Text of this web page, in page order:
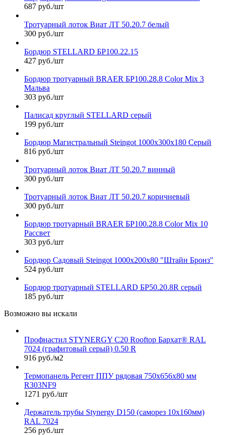
687 руб./шт
Тротуарный лоток Виат ЛТ 50.20.7 белый
300 руб./шт
Бордюр STELLARD БР100.22.15
427 руб./шт
Бордюр тротуарный BRAER БР100.28.8 Color Mix 3
Мальва
303 руб./шт
Палисад круглый STELLARD серый
199 руб./шт
Бордюр Магистральный Steingot 1000х300х180 Серый
816 руб./шт
Тротуарный лоток Виат ЛТ 50.20.7 винный
300 руб./шт
Тротуарный лоток Виат ЛТ 50.20.7 коричневый
300 руб./шт
Бордюр тротуарный BRAER БР100.28.8 Color Mix 10
Рассвет
303 руб./шт
Бордюр Садовый Steingot 1000х200х80 "Штайн Бронз"
524 руб./шт
Бордюр тротуарный STELLARD БР50.20.8R серый
185 руб./шт
Возможно вы искали
Профнастил STYNERGY С20 Rooftop Бархат® RAL
7024 (графитовый серый) 0.50 R
916 руб./м2
Термопанель Регент ППУ рядовая 750х656х80 мм
R303NF9
1271 руб./шт
Держатель трубы Stynergy D150 (саморез 10х160мм)
RAL 7024
256 руб./шт